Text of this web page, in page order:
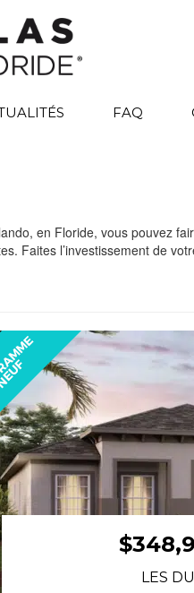
FAQ
en Floride, vous pouvez
Faites l’investissement de
LES